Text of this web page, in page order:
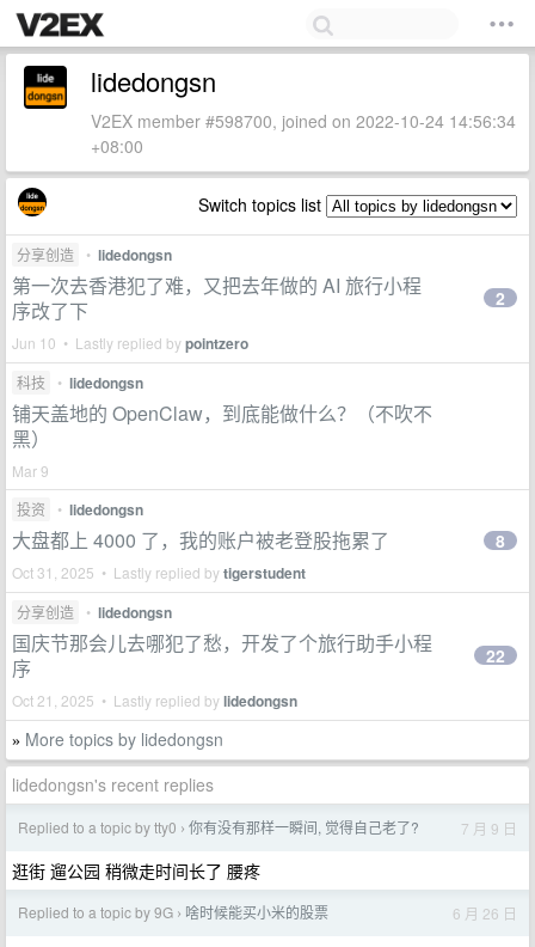
lidedongsn
V2EX member #598700, joined on 2022-10-24 14:56:34
+08:00
Switch topics list
分享创造 • lidedongsn
第一次去香港犯了难，又把去年做的 AI 旅行小程
序改了下
Jun 10 • Lastly replied bypointzero
2
科技 • lidedongsn
铺天盖地的 OpenClaw，到底能做什么？（不吹不
黑）
Mar 9
投资
• lidedongsn
大盘都上 4000 了，我的账户被老登股拖累了
Oct 31, 2025 • Lastly replied bytigerstudent
8
分享创造 • lidedongsn
国庆节那会儿去哪犯了愁，开发了个旅行助手小程
序
Oct 21, 2025 • Lastly replied bylidedongsn
22
» More topics by lidedongsn
lidedongsn's recent replies
Replied to a topic by tty0 › 你有没有那样一瞬间, 觉得自己老了? 7 月 9 日
逛街 遛公园 稍微走时间长了 腰疼
Replied to a topic by 9G › 啥时候能买小米的股票 6 月 26 日